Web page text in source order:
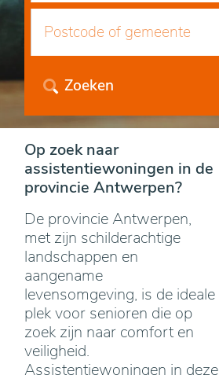
Zoeken
Op zoek naar
assistentiewoningen in de
provincie Antwerpen?
De provincie Antwerpen,
met zijn schilderachtige
landschappen en
aangename
levensomgeving, is de ideale
plek voor senioren die op
zoek zijn naar comfort en
veiligheid.
Assistentiewoningen in deze